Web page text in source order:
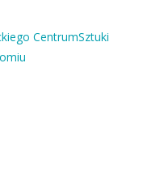
CentrumSztuki